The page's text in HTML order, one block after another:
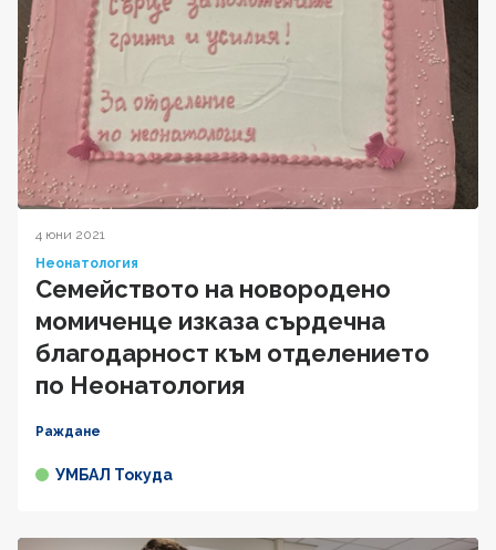
4 юни 2021
Неонатология
Семейството на новородено
момиченце изказа сърдечна
благодарност към отделението
по Неонатология
Раждане
УМБАЛ Токуда